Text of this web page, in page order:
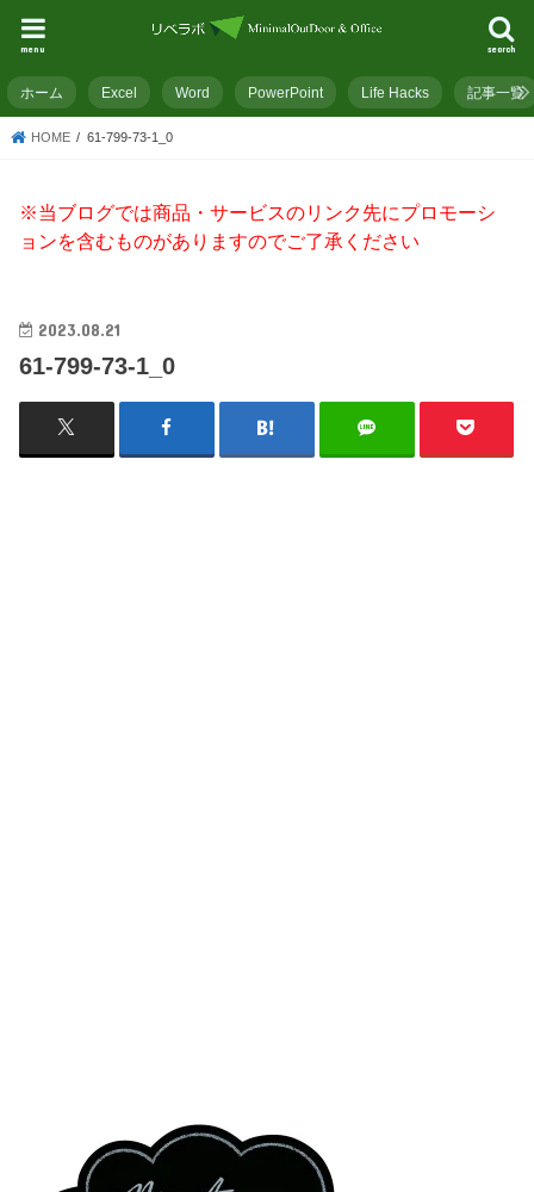
search
menu
ホーム Excel Word PowerPoint Life Hacks 記事一覧
HOME 61-799-73-1_0
※当ブログでは商品・サービスのリンク先にプロモーシ
ョンを含むものがありますのでご了承ください
2023.08.21
61-799-73-1_0